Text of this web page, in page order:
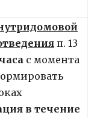
п. 13
с момента
в течение